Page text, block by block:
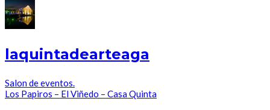
laquintadearteaga
Salon de eventos.
Los Papiros – El Viñedo – Casa Quinta